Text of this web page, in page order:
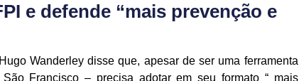
e defende “mais prevenção e
Wanderley disse que, apesar de ser uma ferramenta
Francisco – precisa adotar em seu formato “ mais